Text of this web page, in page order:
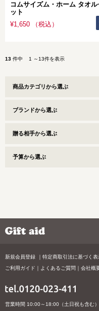
コムサイズム・ホーム タオル
ット
¥1,650 （税込）
13 件中 1 ～13件を表示
商品カテゴリから選ぶ
ブランドから選ぶ
贈る相手から選ぶ
予算から選ぶ
新規会員登録 特定商取引法に基づく
ご利用ガイド
よくあるご質問 会社概
営業時間 10:00～18:00（土日祝も含む）